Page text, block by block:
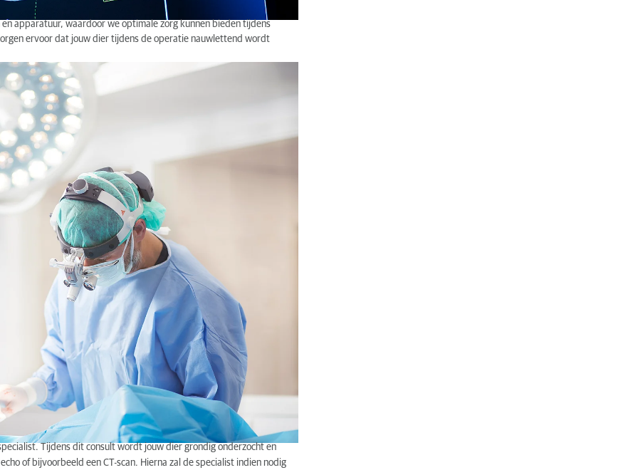
apparatuur, waardoor we optimale zorg kunnen bieden tijdens
ervoor dat jouw dier tijdens de operatie nauwlettend wordt
Tijdens dit consult wordt jouw dier grondig onderzocht en
of bijvoorbeeld een CT-scan. Hierna zal de specialist indien nodig